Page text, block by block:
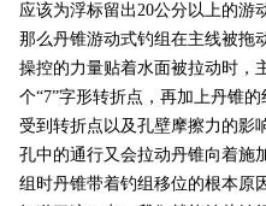
应该为浮标留出20公分以上的游
那么丹锥游动式钓组在主线被拖
操控的力量贴着水面被拉动时，
个“7”字形转折点，再加上丹锥
受到转折点以及孔壁摩擦力的影
孔中的通行又会拉动丹锥向着施
组时丹锥带着钓组移位的根本原